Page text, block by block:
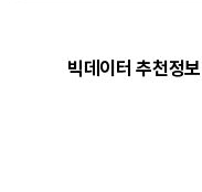
빅데이터 추천정보